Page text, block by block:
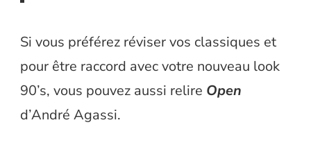
Si vous préférez réviser vos classiques et
pour être raccord avec votre nouveau look
90’s, vous pouvez aussi relire Open
d’André Agassi.